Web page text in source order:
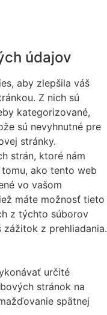
údajov
aby zlepšila váš
Z nich sú
kategorizované,
sú nevyhnutné pre
stránky.
strán, ktoré nám
ako tento web
vo vašom
máte možnosť tieto
z týchto súborov
z prehliadania.
určité
stránok na
spätnej